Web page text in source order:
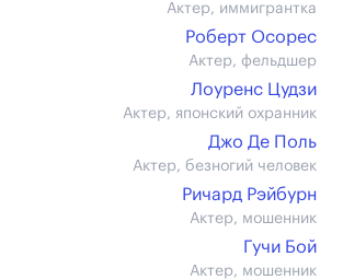
Актер, иммигрантка
Роберт Осорес
Актер, фельдшер
Лоуренс Цудзи
Актер, японский охранник
Джо Де Поль
Актер, безногий человек
Ричард Рэйбурн
Актер, мошенник
Гучи Бой
Актер, мошенник